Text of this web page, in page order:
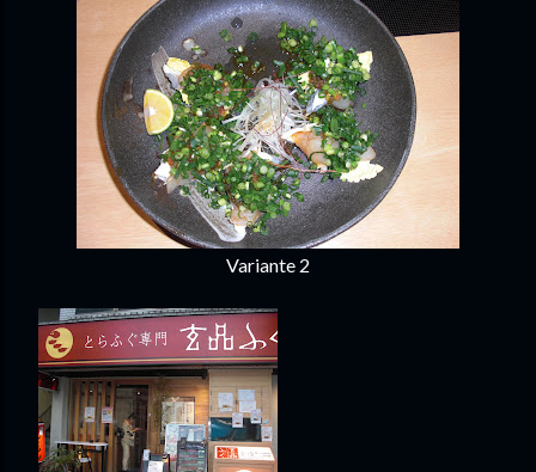
Variante 2